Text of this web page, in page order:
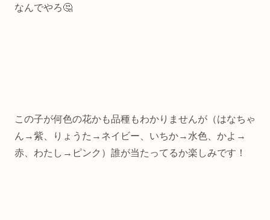
なんでやろ🤔
この子が何色の花かも品種もわかりませんが（はなちゃ
ん→紫、りょうた→ネイビー、いちか→水色、かよ→
赤、わたし→ピンク）誰が当たってるか楽しみです！